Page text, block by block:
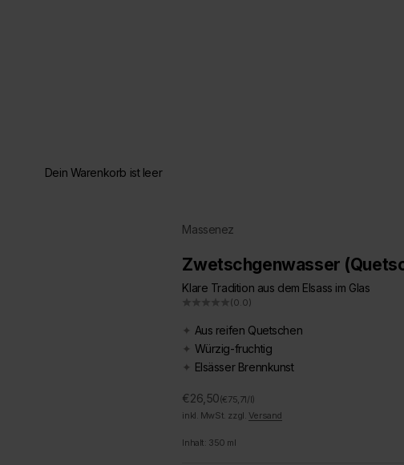
Dein Warenkorb ist leer
Massenez
Zwetschgenwasser
Klare Tradition aus dem Elsass im Glas
(0.0)
✦ Aus reifen Quetschen
✦ Würzig-fruchtig
✦ Elsässer Brennkunst
Angebot
€26,50(€75,71/l)
inkl. MwSt. zzgl. Versand
Inhalt: 350 ml